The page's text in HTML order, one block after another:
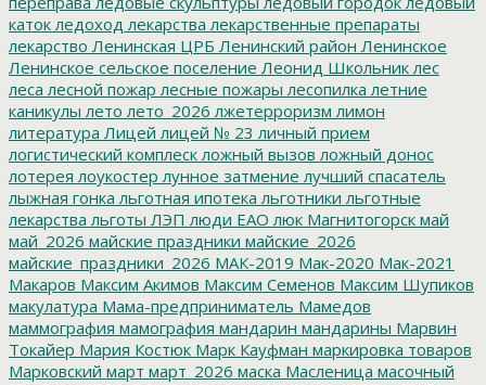
каток ледоход лекарства лекарственные препараты
лекарство Ленинская ЦРБ Ленинский район Ленинское
Ленинское сельское поселение Леонид Школьник лес
леса лесной пожар лесные пожары лесопилка летние
каникулы лето лето_2026 лжетерроризм лимон
литература Лицей лицей № 23 личный прием
логистический комплеск ложный вызов ложный донос
лотерея лоукостер лунное затмение лучший спасатель
лыжная гонка льготная ипотека льготники льготные
лекарства льготы ЛЭП люди ЕАО люк Магнитогорск май
май_2026 майские праздники майские_2026
майские_праздники_2026 МАК-2019 Мак-2020 Мак-2021
Макаров Максим Акимов Максим Семенов Максим Шупиков
макулатура Мама-предприниматель Мамедов
маммография мамография мандарин мандарины Марвин
Токайер Мария Костюк Марк Кауфман маркировка товаров
Марковский март март_2026 маска Масленица масочный